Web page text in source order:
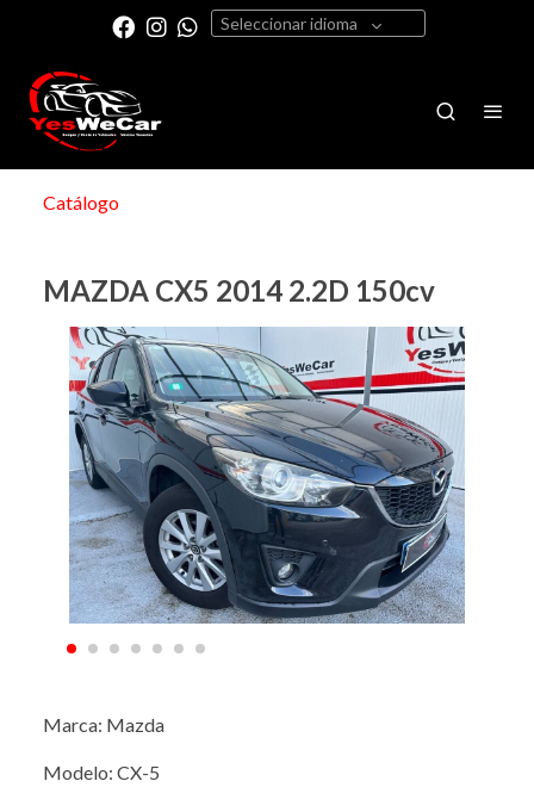
Seleccionar idioma
Catálogo
MAZDA CX5 2014 2.2D 150cv
Marca: Mazda
Modelo: CX-5